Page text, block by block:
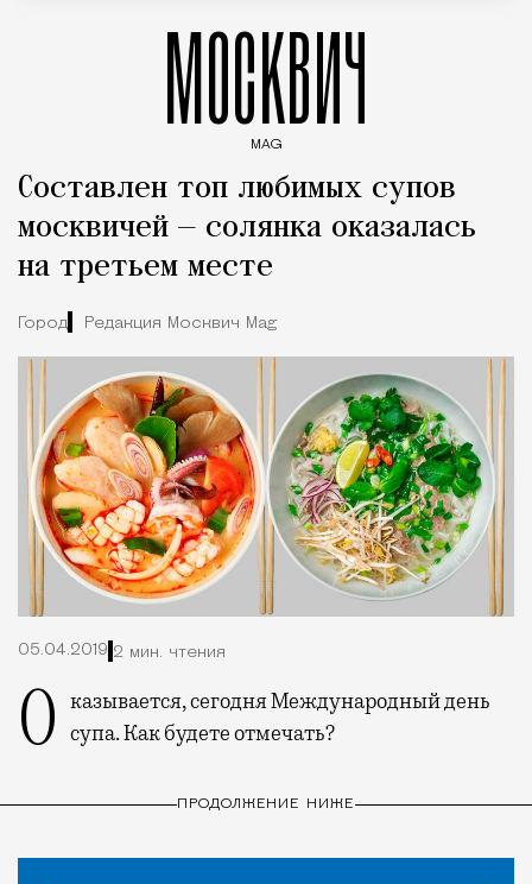
МОСКВИЧ
MAG
Составлен топ любимых супов
москвичей — солянка оказалась
на третьем месте
Город Редакция Москвич Mag
05.04.2019 2 мин. чтения
Оказывается, сегодня Международный день супа. Как будете отмечать?
ПРОДОЛЖЕНИЕ НИЖЕ